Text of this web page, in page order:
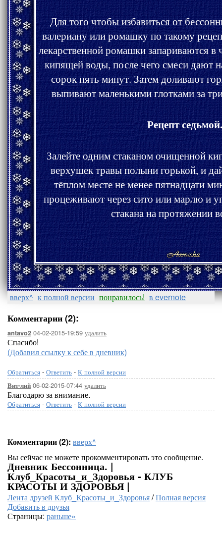
Для того чтобы избавиться от бессонницы также заваривают
валериану или ромашку по такому рецепту: две
лекарственной ромашки запариваются в
кипящей воды, после чего смеси дают
сорок пять минут. Затем доливают горячей водой до краёв и
выпивают маленькими
Рецепт седьмой.
Залейте одним стаканом очищенной кипящей воды пять грамм
верхушек травы полыни горькой, и дайте смеси
тёплом месте не менее пятнадцати
процеживают через сито или марлю и
стакана на
вверх^ к полной версии понравилось! в evernote
Комментарии (2):
antavo2 04-02-2015-19:59 удалить
Спасибо!
(Добавил ссылку к себе в дневник)
Обратиться - Ответить - К полной версии
Вит-лий 06-02-2015-07:44 удалить
Благодарю за внимание.
Обратиться - Ответить - К полной версии
Комментарии (2): вверх^
Вы сейчас не можете прокомментировать это сообщение.
Дневник Бессонница. |
Клуб_Красоты_и_Здоровья - КЛУБ
КРАСОТЫ И ЗДОРОВЬЯ |
Лента друзей Клуб_Красоты_и_Здоровья/Полная версия
Добавить в друзья
Страницы: раньше»